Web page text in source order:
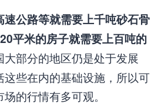
公路等就需要上千吨砂石骨
平米的房子就需要上百吨的
大部分的地区仍是处于发展
这些在内的基础设施，所以可
的行情有多可观。